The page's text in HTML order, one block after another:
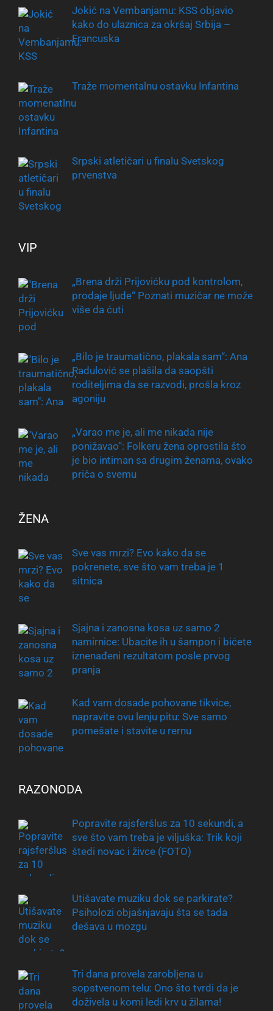
Jokić na Vembanjamu: KSS objavio
kako do ulaznica za okršaj Srbija –
Francuska
Traže momentalnu ostavku Infantina
Srpski atletičari u finalu Svetskog
prvenstva
VIP
„Brena drži Prijovićku pod kontrolom,
prodaje ljude“ Poznati muzičar ne može
više da ćuti
„Bilo je traumatično, plakala sam“: Ana
Radulović se plašila da saopšti
roditeljima da se razvodi, prošla kroz
agoniju
„Varao me je, ali me nikada nije
ponižavao“: Folkeru žena oprostila što
je bio intiman sa drugim ženama, ovako
priča o svemu
ŽENA
Sve vas mrzi? Evo kako da se
pokrenete, sve što vam treba je 1
sitnica
Sjajna i zanosna kosa uz samo 2
namirnice: Ubacite ih u šampon i bićete
iznenađeni rezultatom posle prvog
pranja
Kad vam dosade pohovane tikvice,
napravite ovu lenju pitu: Sve samo
pomešate i stavite u rernu
RAZONODA
Popravite rajsferšlus za 10 sekundi, a
sve što vam treba je viljuška: Trik koji
štedi novac i živce (FOTO)
Utišavate muziku dok se parkirate?
Psiholozi objašnjavaju šta se tada
dešava u mozgu
Tri dana provela zarobljena u
sopstvenom telu: Ono što tvrdi da je
doživela u komi ledi krv u žilama!